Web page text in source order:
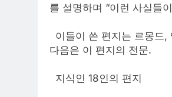
를 설명하며 “이런 사실들
이들이 쓴 편지는 르몽드,
다음은 이 편지의 전문.
지식인 18인의 편지